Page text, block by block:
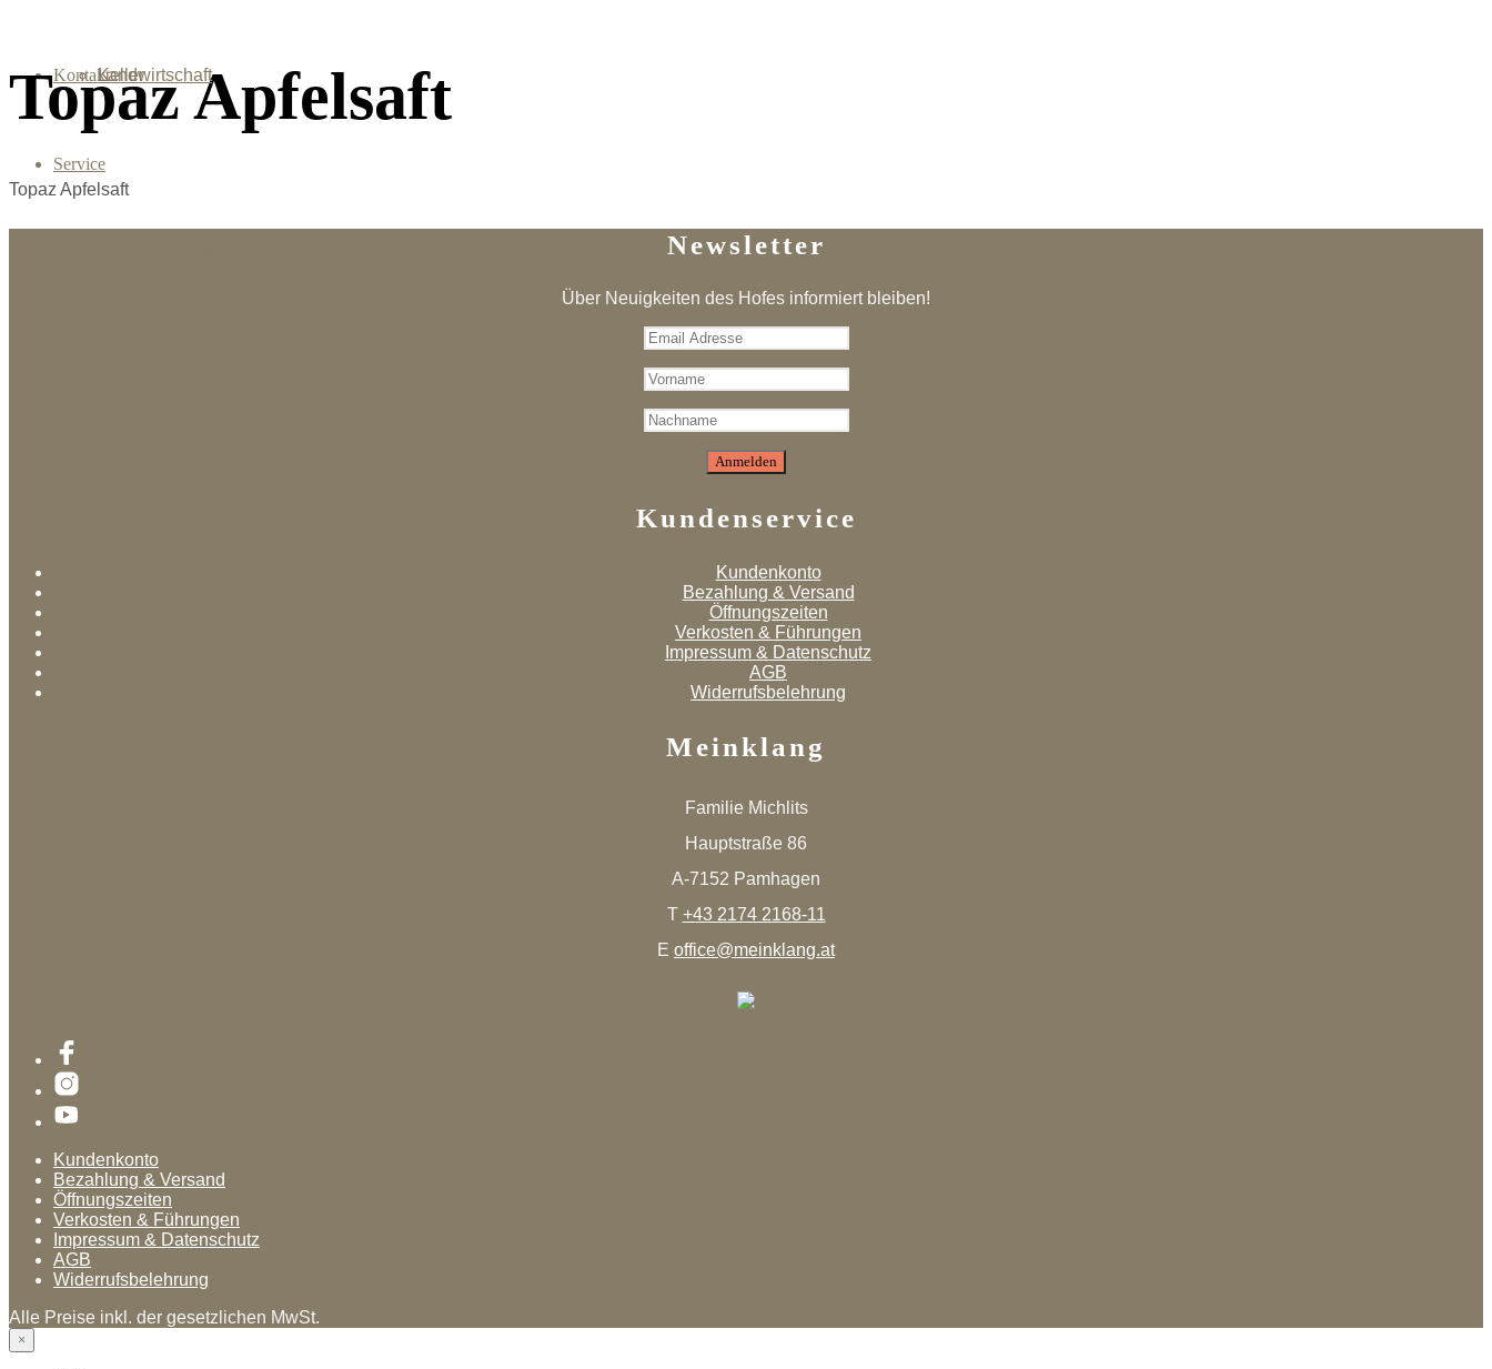
Landwirtschaft
Keller
Kontakt
Service
Topaz Apfelsaft
Topaz Apfelsaft
Newsletter
Über Neuigkeiten des Hofes informiert bleiben!
Kundenservice
Kundenkonto
Bezahlung & Versand
Öffnungszeiten
Verkosten & Führungen
Impressum & Datenschutz
AGB
Widerrufsbelehrung
Meinklang
Familie Michlits
Hauptstraße 86
A-7152 Pamhagen
T +43 2174 2168-11
E office@meinklang.at
Kundenkonto
Bezahlung & Versand
Öffnungszeiten
Verkosten & Führungen
Impressum & Datenschutz
AGB
Widerrufsbelehrung
Alle Preise inkl. der gesetzlichen MwSt.
×